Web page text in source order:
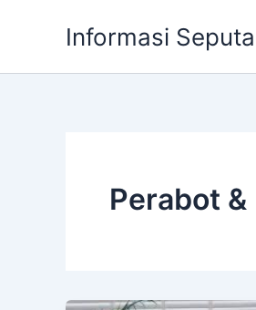
Informasi
Perabot